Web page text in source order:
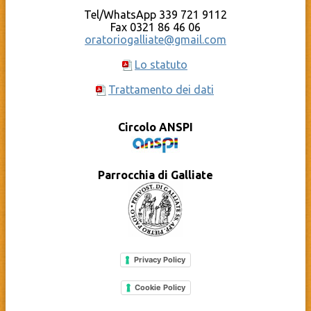
Tel/WhatsApp 339 721 9112
Fax 0321 86 46 06
oratoriogalliate@gmail.com
Lo statuto
Trattamento dei dati
Circolo ANSPI
Parrocchia di Galliate
Privacy Policy
Cookie Policy